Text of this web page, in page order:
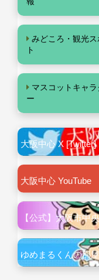
みどころ・観光ス
ト
マスコットキャラ
ー
大阪中心 X [Twitter]
大阪中心 YouTube
【公式】大阪市中
ゆめまるくんの部屋